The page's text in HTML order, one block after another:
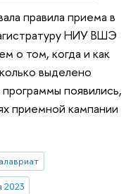
правила приема в
НИУ ВШЭ
о том, когда и как
выделено
появились,
приемной кампании
2023